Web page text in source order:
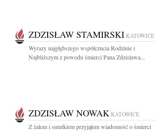
ZDZISŁAW STAMIRSKI KATOWICE
Wyrazy najgłębszego współczucia Rodzinie i
Najbliższym z powodu śmierci Pana Zdzisława...
ZDZISŁAW NOWAK KATOWICE
Z żalem i smutkiem przyjąłem wiadomość o śmierci